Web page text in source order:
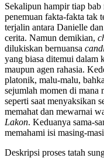
Sekalipun hampir tiap bab
penemuan fakta-fakta tak
terjalin antara Danielle
cerita. Namun demikian,
dilukiskan bernuansa
yang biasa ditemui dalam
maupun agen rahasia.
platonik, malu-malu,
sejumlah momen di mana
seperti saat menyaksikan
memahat dan mewarnai
Lakon. Keduanya sama-
memahami isi masing-
Deskripsi proses tatah